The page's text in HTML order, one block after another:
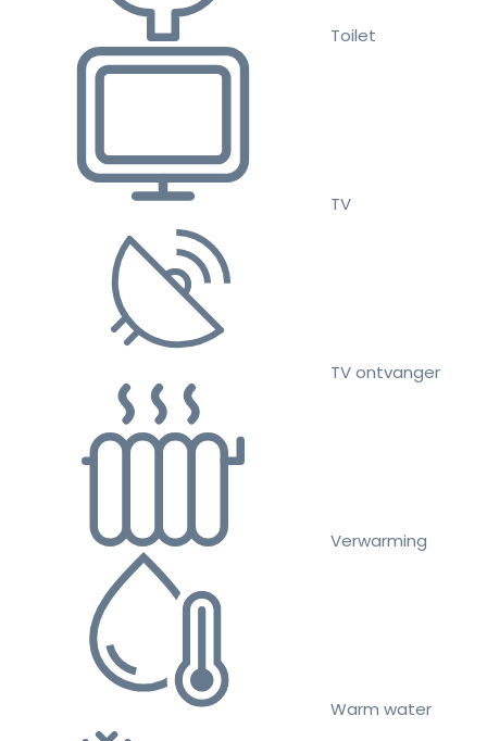
Toilet
TV
TV ontvanger
Verwarming
Warm water